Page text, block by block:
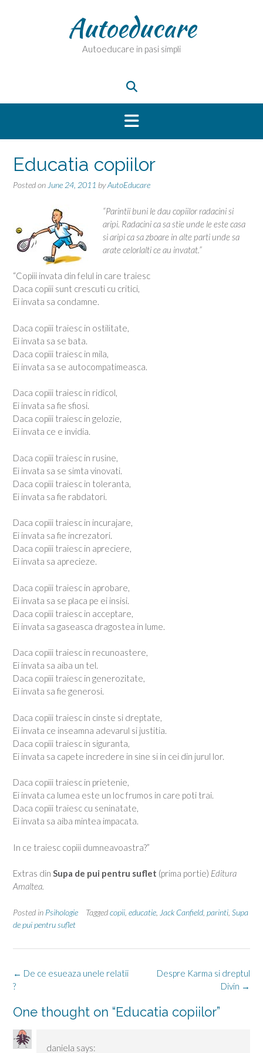
Autoeducare
Autoeducare in pasi simpli
Educatia copiilor
Posted on June 24, 2011 byAutoEducare
“Parintii buni le dau copiilor radacini si
aripi. Radacini ca sa stie unde le este casa
si aripi ca sa zboare in alte parti unde sa
arate celorlalti ce au invatat.”
“Copiii invata din felul in care traiesc
Daca copiii sunt crescuti cu critici,
Ei invata sa condamne.
Daca copiii traiesc in ostilitate,
Ei invata sa se bata.
Daca copiii traiesc in mila,
Ei invata sa se autocompatimeasca.
Daca copiii traiesc in ridicol,
Ei invata sa fie sfiosi.
Daca copiii traiesc in gelozie,
Ei invata ce e invidia.
Daca copiii traiesc in rusine,
Ei invata sa se simta vinovati.
Daca copiii traiesc in toleranta,
Ei invata sa fie rabdatori.
Daca copiii traiesc in incurajare,
Ei invata sa fie increzatori.
Daca copiii traiesc in apreciere,
Ei invata sa aprecieze.
Daca copiii traiesc in aprobare,
Ei invata sa se placa pe ei insisi.
Daca copiii traiesc in acceptare,
Ei invata sa gaseasca dragostea in lume.
Daca copiii traiesc in recunoastere,
Ei invata sa aiba un tel.
Daca copiii traiesc in generozitate,
Ei invata sa fie generosi.
Daca copiii traiesc in cinste si dreptate,
Ei invata ce inseamna adevarul si justitia.
Daca copiii traiesc in siguranta,
Ei invata sa capete incredere in sine si in cei din jurul lor.
Daca copiii traiesc in prietenie,
Ei invata ca lumea este un loc frumos in care poti trai.
Daca copiii traiesc cu seninatate,
Ei invata sa aiba mintea impacata.
In ce traiesc copiii dumneavoastra?”
Extras din Supa de pui pentru suflet (prima portie) Editura
Amaltea.
Posted in Psihologie Taggedcopii educatie Jack Canfield parinti Supa
de pui pentru suflet
Post
navigation
Despre Karma si dreptul
Divin →
← De ce esueaza unele relatii
?
One thought on “Educatia copiilor”
daniela says: